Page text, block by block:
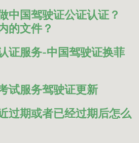
中国驾驶证公证认证？
的文件？
证服务-中国驾驶证换菲
试服务驾驶证更新
过期或者已经过期后怎么